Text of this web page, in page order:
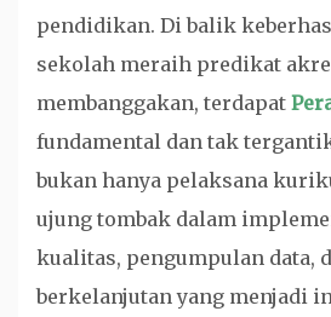
pendidikan. Di balik
sekolah meraih predikat
membanggakan, terdapat
fundamental dan tak
bukan hanya pelaksana
ujung tombak dalam
kualitas, pengumpulan data,
berkelanjutan yang menjadi